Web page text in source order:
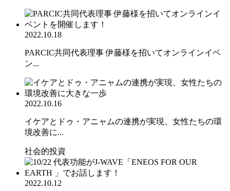
2022.10.18
PARCIC共同代表理事 伊藤様を招いてオンラインイベ
ン...
2022.10.16
イケアとドゥ・アニャムの連携が実現、女性たちの環
境改善に...
社会的投資
2022.10.12